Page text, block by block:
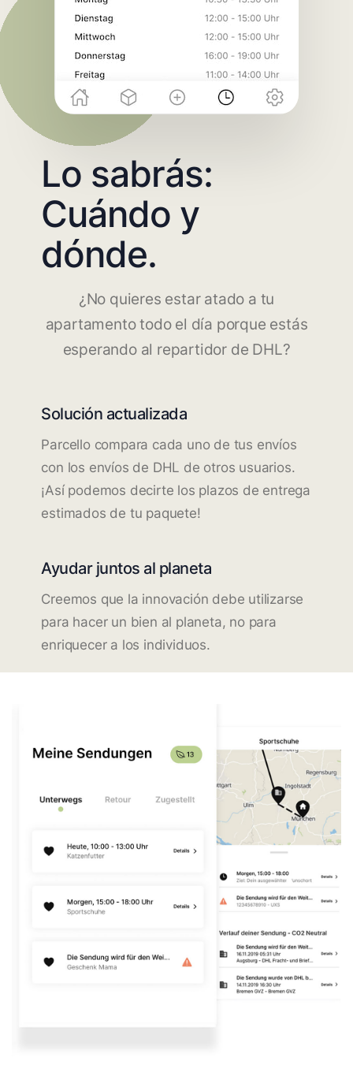
Lo sabrás:
Cuándo y
dónde.
¿No quieres estar atado a tu
apartamento todo el día porque estás
esperando al repartidor de DHL?
Solución actualizada
Parcello compara cada uno de tus envíos
con los envíos de DHL de otros usuarios.
¡Así podemos decirte los plazos de entrega
estimados de tu paquete!
Ayudar juntos al planeta
Creemos que la innovación debe utilizarse
para hacer un bien al planeta, no para
enriquecer a los individuos.